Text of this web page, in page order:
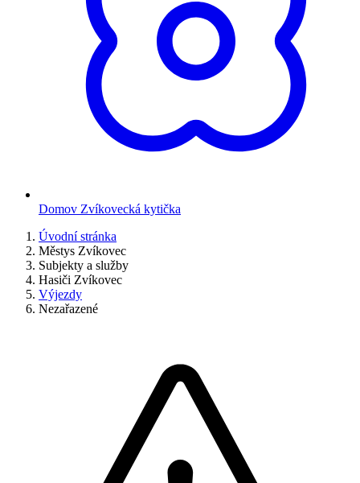
Domov Zvíkovecká kytička
Úvodní stránka
Městys Zvíkovec
Subjekty a služby
Hasiči Zvíkovec
Výjezdy
Nezařazené